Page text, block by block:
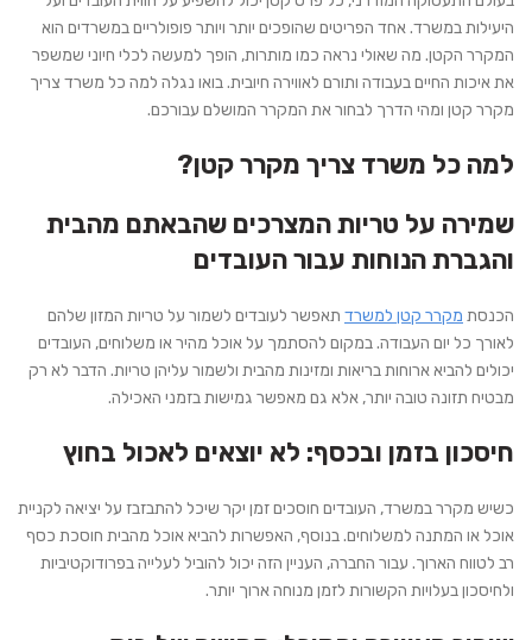
היעילות במשרד. אחד הפריטים שהופכים יותר ויותר פופולריים במשרדים הוא
המקרר הקטן. מה שאולי נראה כמו מותרות, הופך למעשה לכלי חיוני שמשפר
את איכות החיים בעבודה ותורם לאווירה חיובית. בואו נגלה למה כל משרד צריך
מקרר קטן ומהי הדרך לבחור את המקרר המושלם עבורכם.
למה כל משרד צריך מקרר קטן?
שמירה על טריות המצרכים שהבאתם מהבית
והגברת הנוחות עבור העובדים
הכנסת מקרר קטן למשרד תאפשר לעובדים לשמור על טריות המזון שלהם
לאורך כל יום העבודה. במקום להסתמך על אוכל מהיר או משלוחים, העובדים
יכולים להביא ארוחות בריאות ומזינות מהבית ולשמור עליהן טריות. הדבר לא רק
מבטיח תזונה טובה יותר, אלא גם מאפשר גמישות בזמני האכילה.
חיסכון בזמן ובכסף: לא יוצאים לאכול בחוץ
כשיש מקרר במשרד, העובדים חוסכים זמן יקר שיכל להתבזבז על יציאה לקניית
אוכל או המתנה למשלוחים. בנוסף, האפשרות להביא אוכל מהבית חוסכת כסף
רב לטווח הארוך. עבור החברה, העניין הזה יכול להוביל לעלייה בפרודוקטיביות
ולחיסכון בעלויות הקשורות לזמן מנוחה ארוך יותר.